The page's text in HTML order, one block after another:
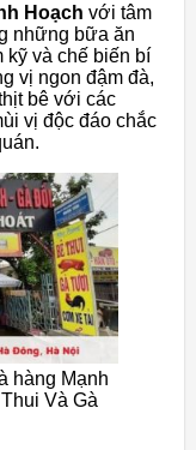
Hoạch với tâm
những bữa ăn
và chế biến bí
vị ngon đậm đà,
bê với các
vị độc đáo chắc
hàng Mạnh
Và Gà